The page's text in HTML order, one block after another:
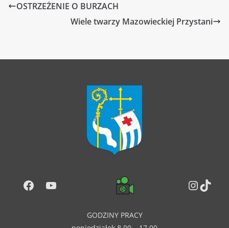
OSTRZEŻENIE O BURZACH
Wiele twarzy Mazowieckiej Przystani
Facebook
YouTube
GODZINY PRACY